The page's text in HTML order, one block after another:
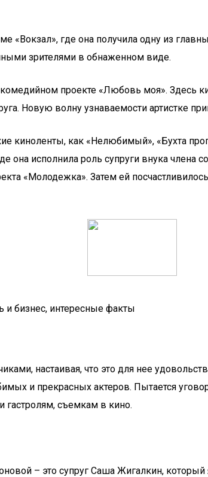
где она получила одну из
зрителями в обнаженном виде.
проекте «Любовь моя». Здесь
Новую волну узнаваемости артистке
киноленты, как «Нелюбимый», «Бухта
исполнила роль супруги внука члена
«Молодежка». Затем ей
и бизнес, интересные факты
настаивая, что это для нее
и прекрасных актеров. Пытается
гастролям, съемкам в кино.
– это супруг Саша Жигалкин,